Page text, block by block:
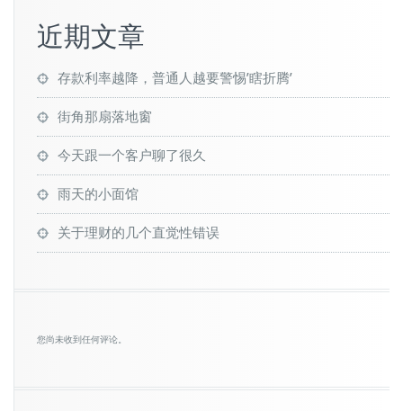
近期文章
存款利率越降，普通人越要警惕’瞎折腾’
街角那扇落地窗
今天跟一个客户聊了很久
雨天的小面馆
关于理财的几个直觉性错误
您尚未收到任何评论。